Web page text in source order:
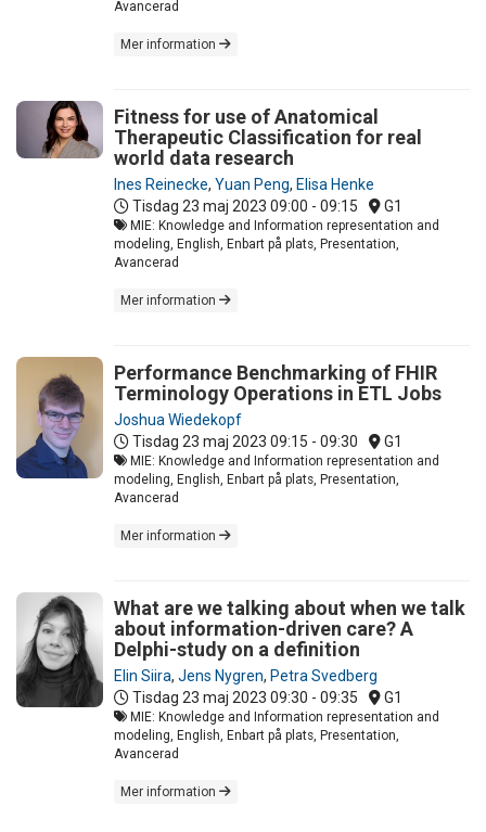
Avancerad
Mer information
Fitness for use of Anatomical
Therapeutic Classification for real
world data research
Ines Reinecke, Yuan Peng, Elisa Henke
Tisdag 23 maj 2023 09:00 - 09:15 G1
MIE: Knowledge and Information representation and
modeling, English, Enbart på plats, Presentation,
Avancerad
Mer information
Performance Benchmarking of FHIR
Terminology Operations in ETL Jobs
Joshua Wiedekopf
Tisdag 23 maj 2023 09:15 - 09:30 G1
MIE: Knowledge and Information representation and
modeling, English, Enbart på plats, Presentation,
Avancerad
Mer information
What are we talking about when we talk
about information-driven care? A
Delphi-study on a definition
Elin Siira, Jens Nygren, Petra Svedberg
Tisdag 23 maj 2023 09:30 - 09:35 G1
MIE: Knowledge and Information representation and
modeling, English, Enbart på plats, Presentation,
Avancerad
Mer information